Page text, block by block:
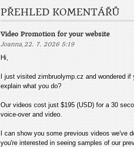
PŘEHLED KOMENTÁŘŮ
Video Promotion for your website
Joanna, 22. 7. 2026 5:19
Hi,
I just visited zimbruolymp.cz and wondered
explain what you do?
Our videos cost just $195 (USD) for a 30
voice-over and video.
I can show you some previous videos we've
you're interested in seeing samples of our